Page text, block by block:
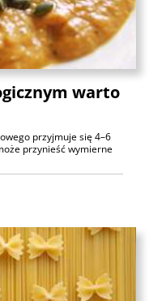
warto
przyjmuje się 4–6
przynieść wymierne